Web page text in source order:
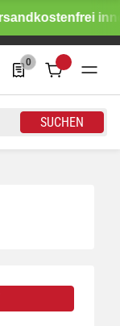
SUCHEN
0
0 Produkte in der